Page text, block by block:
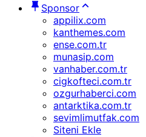
Sponsor
appilix.com
kanthemes.com
ense.com.tr
munasip.com
vanhaber.com.tr
cigkofteci.com.tr
ozgurhaberci.com
antarktika.com.tr
sevimlimutfak.com
Siteni Ekle